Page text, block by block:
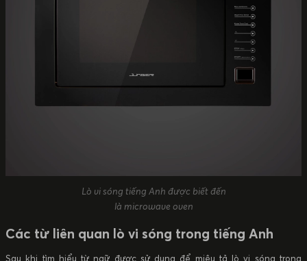
Lò vi sóng tiếng Anh được biết đến
là microwave oven
Các từ liên quan lò vi sóng trong tiếng Anh
Sau khi tìm hiểu từ ngữ được sử dụng để miêu tả lò vi sóng trong